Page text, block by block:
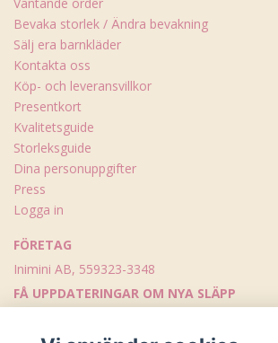
Bevaka storlek / Ändra bevakning
Sälj era barnkläder
Kontakta oss
Köp- och leveransvillkor
Presentkort
Kvalitetsguide
Storleksguide
Dina personuppgifter
Press
Logga in
FÖRETAG
Inimini AB, 559323-3348
FÅ UPPDATERINGAR OM NYA SLÄPP